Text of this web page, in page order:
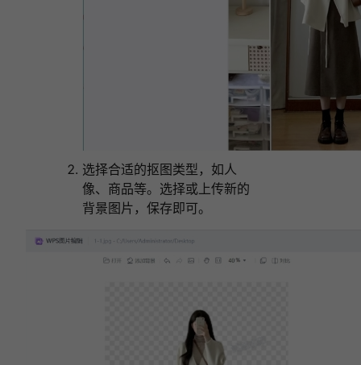
选择合适的抠图类型，如人
像、商品等。
选择或上传新的
背景图片，保存即可。